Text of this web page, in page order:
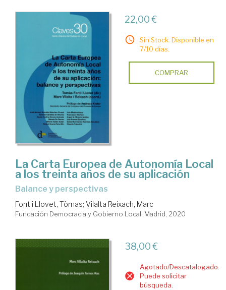
22,00 €
Sin Stock. Disponible en
7/10 días.
COMPRAR
La Carta Europea de Autonomía Local
a los treinta años de su aplicación
balance y perspectivas
Font i Llovet, Tòmas; Vilalta Reixach, Marc
Fundación Democracia y Gobierno Local. Madrid, 2020
38,00 €
Agotado/Descatalogado.
Puede solicitar
búsqueda.